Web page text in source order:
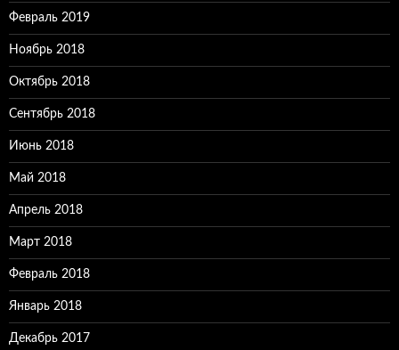
Февраль 2019
Ноябрь 2018
Октябрь 2018
Сентябрь 2018
Июнь 2018
Май 2018
Апрель 2018
Март 2018
Февраль 2018
Январь 2018
Декабрь 2017